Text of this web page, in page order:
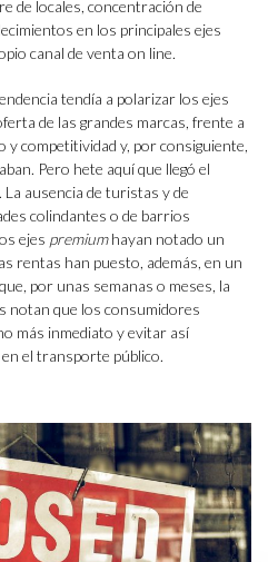
de locales, concentración de
en los principales ejes
canal de venta on line.
tendía a polarizar los ejes
de las grandes marcas, frente a
y competitividad y, por consiguiente,
Pero hete aquí que llegó el
ausencia de turistas y de
colindantes o de barrios
ejes premiumhayan notado un
rentas han puesto, además, en un
por unas semanas o meses, la
notan que los consumidores
más inmediato y evitar así
el transporte público.